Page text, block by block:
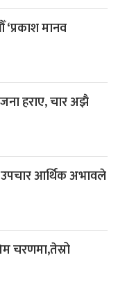
मानव
हराए, चार अझै
आर्थिक अभावले
चरणमा,तेस्रो